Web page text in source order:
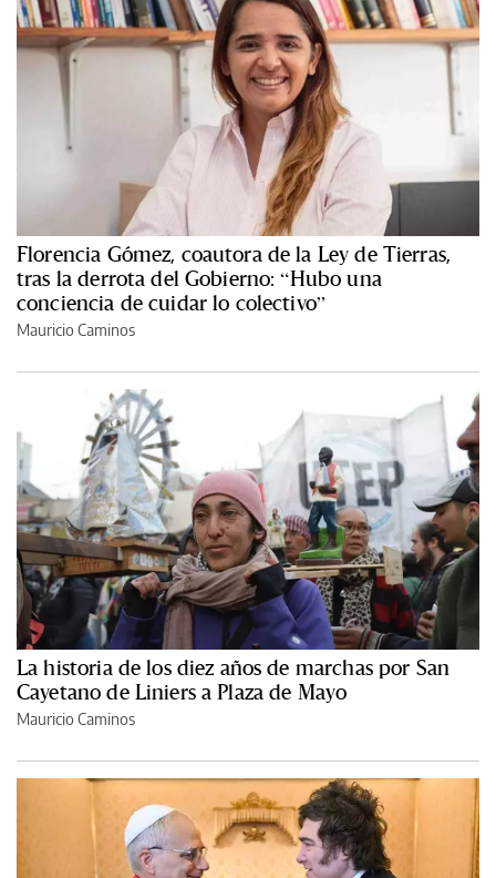
Florencia Gómez, coautora de la Ley de Tierras,
tras la derrota del Gobierno: “Hubo una
conciencia de cuidar lo colectivo”
Mauricio Caminos
La historia de los diez años de marchas por San
Cayetano de Liniers a Plaza de Mayo
Mauricio Caminos